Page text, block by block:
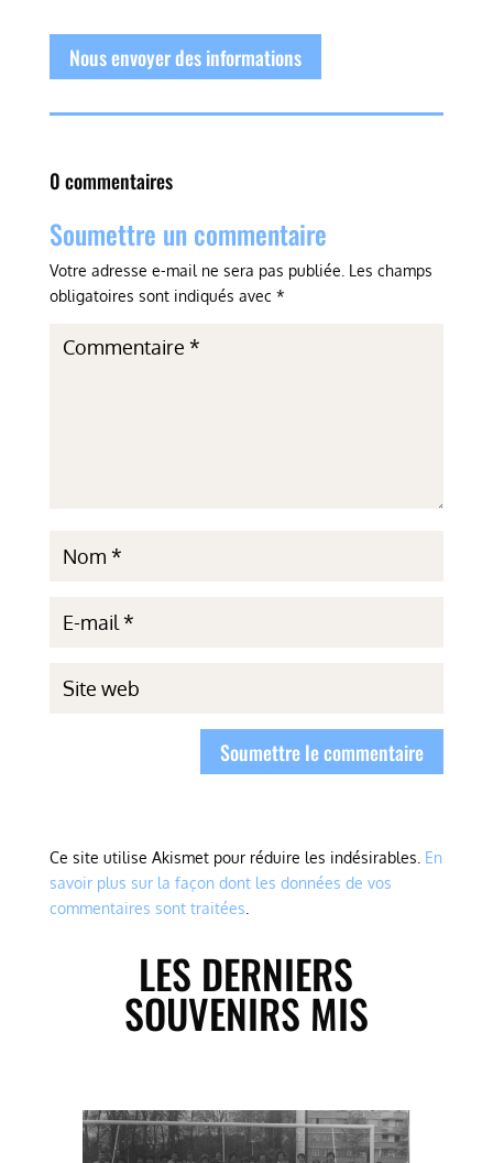
Nous envoyer des informations
0 commentaires
Soumettre un commentaire
Votre adresse e-mail ne sera pas publiée. Les champs
obligatoires sont indiqués avec *
Soumettre le commentaire
Ce site utilise Akismet pour réduire les indésirables. En
savoir plus sur la façon dont les données de vos
commentaires sont traitées
LES DERNIERS
SOUVENIRS MIS